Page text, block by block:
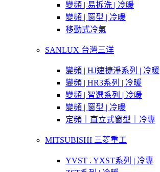
變頻 | 易拆洗 | 冷暖
變頻 | 窗型 | 冷暖
移動式冷氣
SANLUX 台灣三洋
變頻 | HJ速捷淨系列 | 冷暖
變頻 | HR3系列 | 冷暖
變頻 | 智選系列 | 冷暖
變頻 | 窗型 | 冷暖
定頻｜直立式窗型｜冷專
MITSUBISHI 三菱重工
YVST . YXST系列 | 冷專